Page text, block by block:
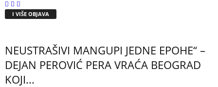
I VIŠE OBJAVA
NEUSTRAŠIVI MANGUPI JEDNE EPOHE“ –
DEJAN PEROVIĆ PERA VRAĆA BEOGRAD
KOJI...